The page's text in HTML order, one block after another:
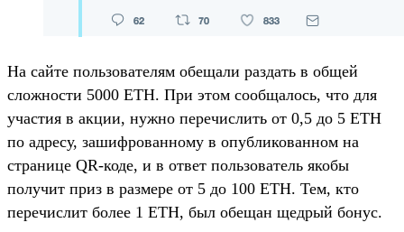
На сайте пользователям обещали раздать в общей
сложности 5000 ETH. При этом сообщалось, что для
участия в акции, нужно перечислить от 0,5 до 5 ETH
по адресу, зашифрованному в опубликованном на
странице QR-коде, и в ответ пользователь якобы
получит приз в размере от 5 до 100 ETH. Тем, кто
перечислит более 1 ETH, был обещан щедрый бонус.